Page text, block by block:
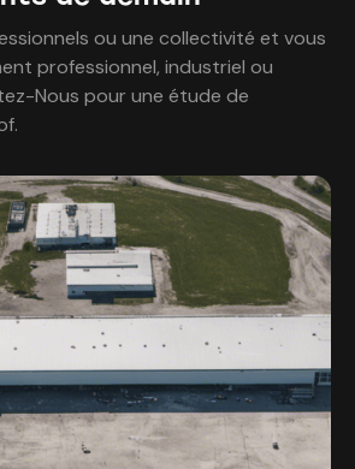
ou une collectivité et vous
professionnel, industriel ou
Nous pour une étude de